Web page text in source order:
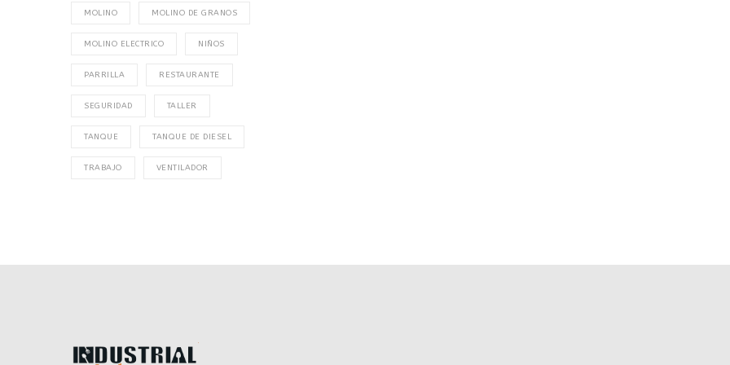
MOLINO MOLINO DE GRANOS
MOLINO ELECTRICO NIÑOS
PARRILLA RESTAURANTE
SEGURIDAD TALLER
TANQUE TANQUE DE DIESEL
TRABAJO VENTILADOR